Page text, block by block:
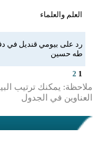
العلم والعلماء
رد على بيومي قنديل في
طه حسين
1
2
ملاحظة: يمكنك ترتيب
العناوين في الجدول